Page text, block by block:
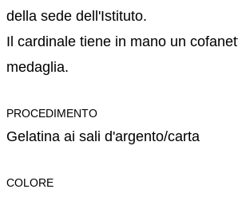
della sede dell'Istituto.
Il cardinale tiene in mano un
medaglia.
PROCEDIMENTO
Gelatina ai sali d'argento/carta
COLORE